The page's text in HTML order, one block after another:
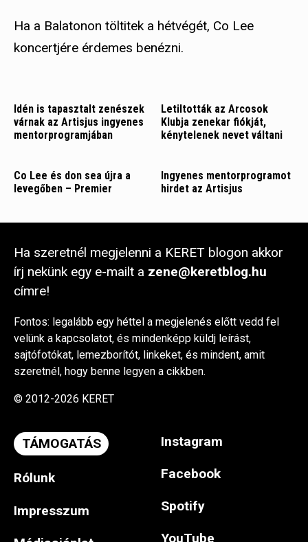
Ha a Balatonon töltitek a hétvégét, Co Lee
koncertjére érdemes benézni.
Idén is tapasztalt zenészek
várnak az Artisjus ingyenes
mentorprogramjában
Letiltották az Arcosok
Klubja zenekar fiókját,
kénytelenek nevet váltani
Co Lee és don sea újra a
levegőben – Premier
Ingyenes mentorprogramot
hirdet az Artisjus
Ha szeretnél megjelenni a KERET blogon akkor
írj nekünk egy e-mailt a zene@keretblog.hu
címre!
Fontos: legalább egy héttel a megjelenés előtt vedd fel
velünk a kapcsolatot, és mindenképp küldj leírást,
sajtófotókat, lemezborítót, linkeket, és mindent, amit
szeretnél, hogy benne legyen a cikkben.
© 2012-2026 KERET
TÁMOGATÁS
Rólunk
Impresszum
Instagram
Facebook
Spotify
YouTube